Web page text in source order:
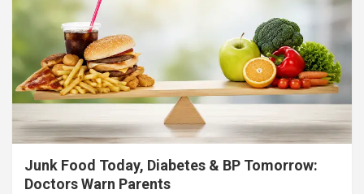
Junk Food Today, Diabetes & BP Tomorrow:
Doctors Warn Parents